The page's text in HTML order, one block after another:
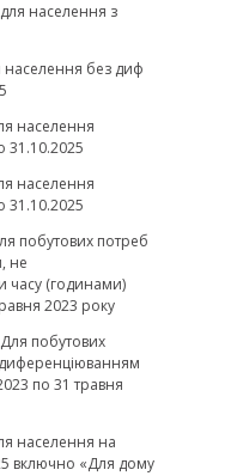
населення з
без диф
населення
31.10.2025
населення
31.10.2025
побутових потреб
не
часу (годинами)
2023 року
побутових
по 31 травня
населення на
включно «Для дому